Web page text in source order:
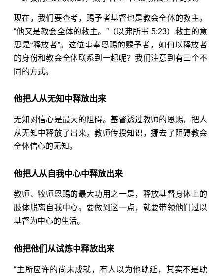
现在，我们要查考，赐予者基督也是教会全体的救主。
“他又是教会全体的救主。”（以弗所书 5:23）救主的意
思是“释放者”。这位事奉恩赐的赐予者，如何以释放者
的身份和教会全体联系到一起呢？我们注意到有三个不
同的方式。
他把人从无知中释放出来
无知对信心是最大的阻碍。基督透过教师的恩赐，把人
从无知中释放了出来。教师传授知识，挪去了阻碍教会
全体信心的无知。
他把人从自我中心中释放出来
教师、牧师恩赐的最大功用之一是，释放基督身体上的
肢体脱离自我中心。要做到这一点，就要带领他们过以
基督为中心的生活。
他把他们从试炼中释放出来
“主所应许的尚未成就，有人以为他耽延，其实不是耽